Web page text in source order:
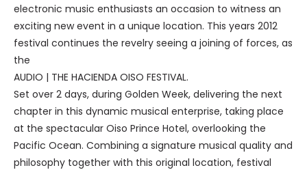
electronic music enthusiasts an occasion to witness an
exciting new event in a unique location. This years 2012
festival continues the revelry seeing a joining of forces, as
the
AUDIO | THE HACIENDA OISO FESTIVAL.
Set over 2 days, during Golden Week, delivering the next
chapter in this dynamic musical enterprise, taking place
at the spectacular Oiso Prince Hotel, overlooking the
Pacific Ocean. Combining a signature musical quality and
philosophy together with this original location, festival